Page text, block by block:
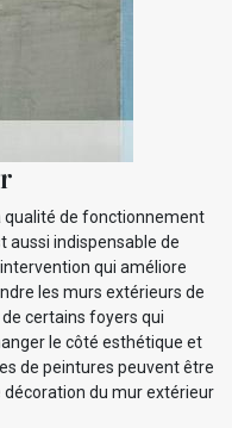
qualité de fonctionnement
aussi indispensable de
qui améliore
les murs extérieurs de
certains foyers qui
le côté esthétique et
de peintures peuvent être
du mur extérieur